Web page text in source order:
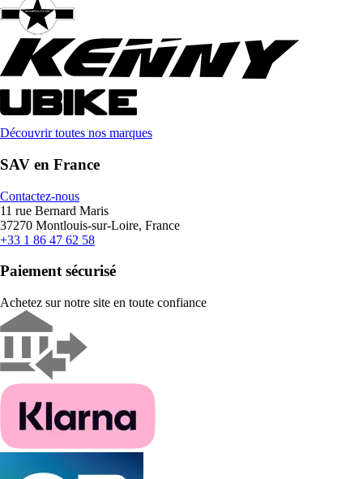
Découvrir toutes nos marques
SAV en France
Contactez-nous
11 rue Bernard Maris
37270 Montlouis-sur-Loire, France
+33 1 86 47 62 58
Paiement sécurisé
Achetez sur notre site en toute confiance